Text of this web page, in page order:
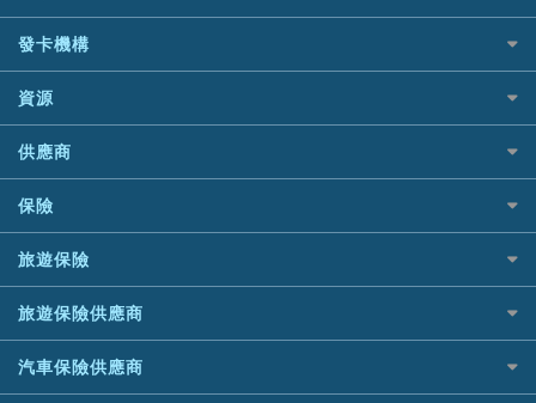
免入息貸款
免TU貸款
急借錢
業主貸款
汽車貸款
緊急貸款比較
最佳小額貸款比較
24小時貸款
最佳循環貸款
CCB(Asia) 中國建設銀行 (亞洲)
Citibank 花旗銀行
CreFIT 維信
DBS 星展銀行
DSB 大新銀行
Fubon 富邦銀行
HK Finance 香港信貸
HSBC 滙豐銀行貸款
K Cash 貸款
National Resources 中潤物業按揭
OCBC 華僑銀行
如何管理個人貸款
個人貸款有用資訊
清卡數貸款教學
循環貸款教學
個人化貸款產品推介 🔥全新
債務重組一覽
供樓利息扣稅
最佳貸款app
網購優惠
精選外幣網購信用卡
尊尚信用卡
公司信用卡
電子錢包信用卡
韓國遊信用卡攻略
台灣遊信用卡攻略
機場貴賓室信用卡
Visa信用卡
萬事達卡
銀聯信用卡
發卡機構
Citibank花旗銀行
AE美國運通
DBS星展銀行
HSBC滙豐銀行
Mox
大新銀行
恒生銀行
Standard Chartered渣打銀行
安信EarnMORE
資源
Black Friday優惠
淘寶付款方式
一田購物優惠日
SOGO感謝祭
HKTVmall優惠碼
酒店優惠碼
機票優惠碼
供應商
八達通自動增值信用卡
保險
旅遊保險
汽車保險
家居保險
家傭保險
寵物保險
旅遊保險
日本旅遊保險及資訊
泰國旅遊保險及資訊
台灣旅遊保險及資訊
韓國旅遊保險及資訊
旅遊保險供應商
AXA 安盛
AIG 美亞
汽車保險供應商